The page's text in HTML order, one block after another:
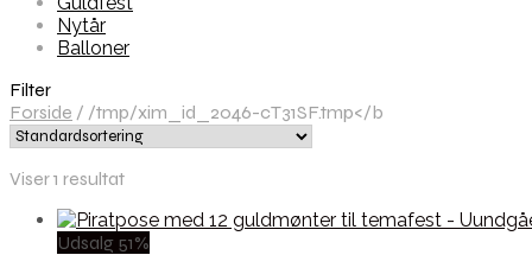
Nytår
Balloner
Filter
Forside / /tmp/xim_id_2046-cT31SF.tmp</b
Viser 1 resultat
Udsalg 51%